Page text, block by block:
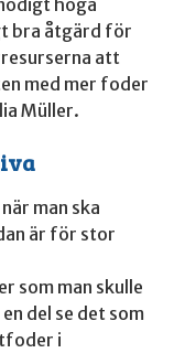
bra åtgärd för
att
med mer foder
Müller.
man ska
är för stor
som man skulle
del se det som
i